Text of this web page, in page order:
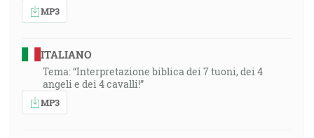
MP3
ITALIANO
Tema: “Interpretazione biblica dei 7 tuoni, dei 4
angeli e dei 4 cavalli!”
MP3